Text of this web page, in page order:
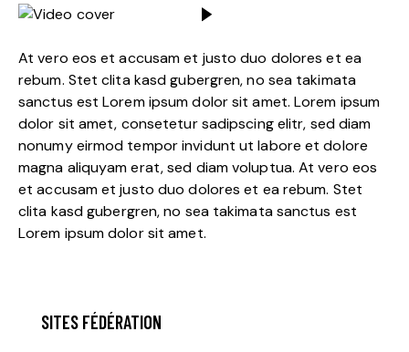
At vero eos et accusam et justo duo dolores et ea
rebum. Stet clita kasd gubergren, no sea takimata
sanctus est Lorem ipsum dolor sit amet. Lorem ipsum
dolor sit amet, consetetur sadipscing elitr, sed diam
nonumy eirmod tempor invidunt ut labore et dolore
magna aliquyam erat, sed diam voluptua. At vero eos
et accusam et justo duo dolores et ea rebum. Stet
clita kasd gubergren, no sea takimata sanctus est
Lorem ipsum dolor sit amet.
SITES FÉDÉRATION